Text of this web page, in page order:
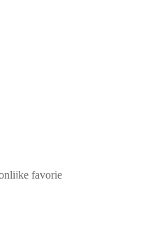
favorie